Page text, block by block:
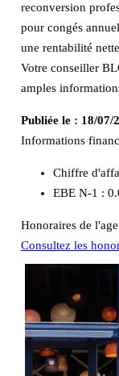
reconversion
pour congés
une rentabilité
Votre conseiller
amples
Publiée le : 18/07/
Informations
Chiffre
EBE N-1 :
Honoraires de
Consultez les